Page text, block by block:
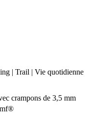
| Trail | Vie quotidienne
crampons de 3,5 mm